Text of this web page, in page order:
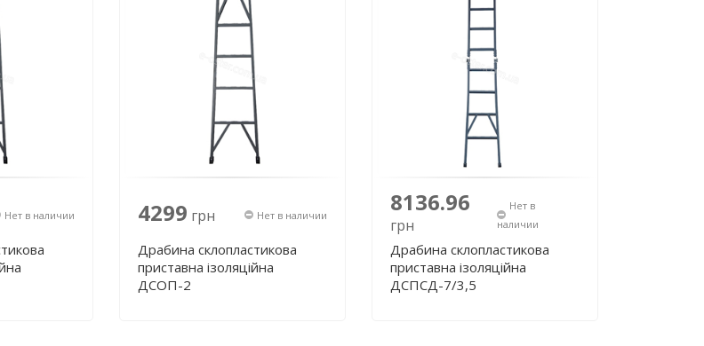
Нет в наличии 4299 грн Нет в наличии
Драбина склопластикова
приставна ізоляційна
ДСОП-2
8136.96
грн
Нет в
наличии
Драбина склопластикова
приставна ізоляційна
ДСПСД-7/3,5